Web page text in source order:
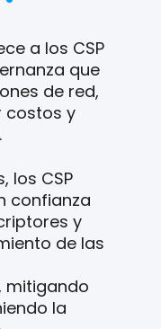
a los CSP
que
de red,
costos y
los CSP
confianza
y
de las
mitigando
la